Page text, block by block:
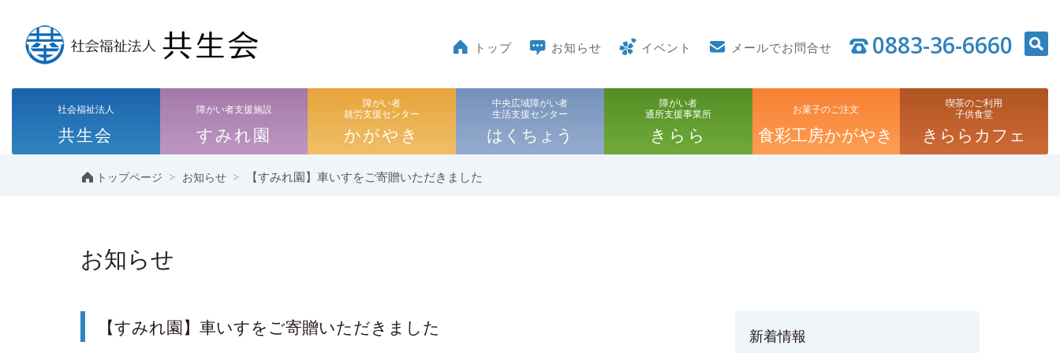
トップ お知らせ イベント メールでお問合せ 0883-36-6660
社会福祉法人
共生会
障がい者支援施設
すみれ園
障がい者
就労支援センター
かがやき
中央広域障がい者
生活支援センター
はくちょう
障がい者
通所支援事業所
きらら
お菓子のご注文
食彩工房かがやき
喫茶のご利用
子供食堂
きららカフェ
トップページ > お知らせ > 【すみれ園】車いすをご寄贈いただきました
お知らせ
【すみれ園】車いすをご寄贈いただきました 新着情報